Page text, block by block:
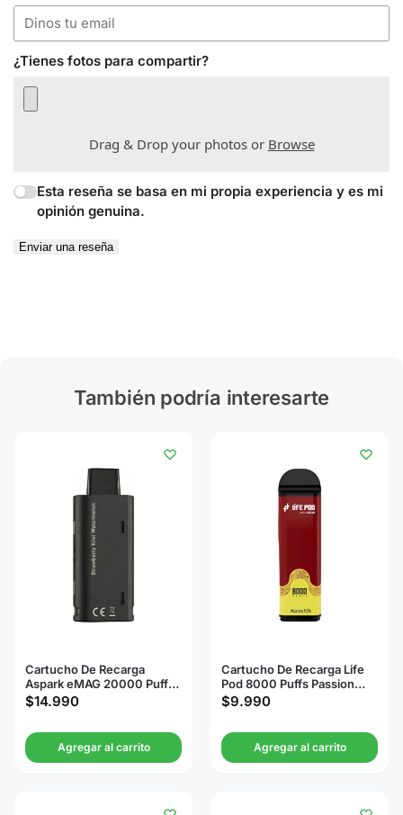
¿Tienes fotos para compartir?
Drag & Drop your photos or Browse
Esta reseña se basa en mi propia experiencia y es mi
opinión genuina.
Enviar una reseña
También podría interesarte
Cartucho De Recarga
Aspark eMAG 20000 Puffs
Strawberry Kiwi
Watermelon
$14.990
Agregar al carrito
Cartucho De Recarga Life
Pod 8000 Puffs Passion
Strawberry Ice
$9.990
Agregar al carrito